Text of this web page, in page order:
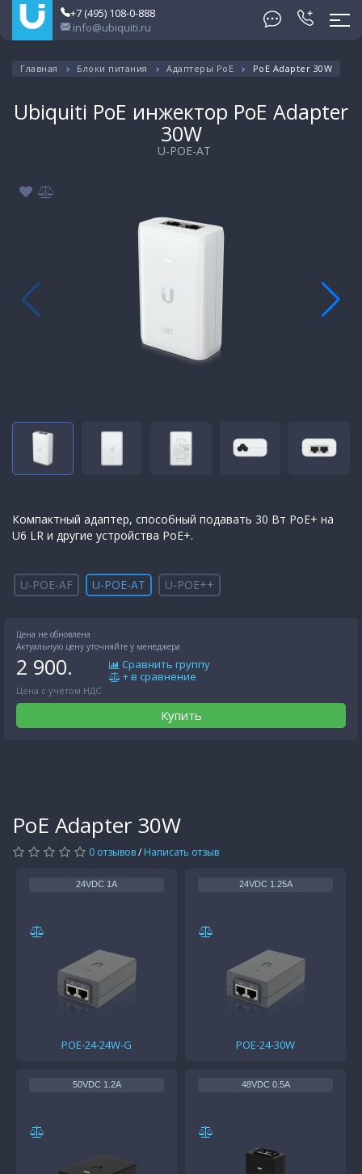
+7 (495) 108-0-888
info@ubiquiti.ru
Главная Блоки питания Адаптеры PoE PoE Adapter 30W
Ubiquiti PoE инжектор PoE Adapter
30W
U-POE-AT
Компактный адаптер, способный подавать 30 Вт PoE+ на
U6 LR и другие устройства PoE+.
U-POE-AF U-POE-AT U-POE++
Цена не обновлена
Актуальную цену уточняйте у менеджера
2 900.
Цена с учетом НДС
Сравнить группу
+ в сравнение
Купить
PoE Adapter 30W
0 отзывов/ Написать отзыв
24VDC 1A
POE-24-24W-G
24VDC 1.25A
POE-24-30W
50VDC 1.2A 48VDC 0.5A